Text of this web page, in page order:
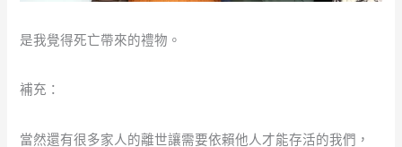
是我覺得死亡帶來的禮物。
補充：
當然還有很多家人的離世讓需要依賴他人才能存活的我們，